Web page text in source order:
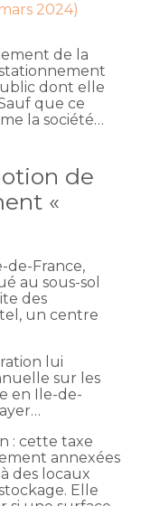
2024)
de la
dont elle
que ce
la société…
de
«
de-France,
au sous-sol
des
un centre
lui
sur les
en Ile-de-
: cette taxe
annexées
des locaux
Elle